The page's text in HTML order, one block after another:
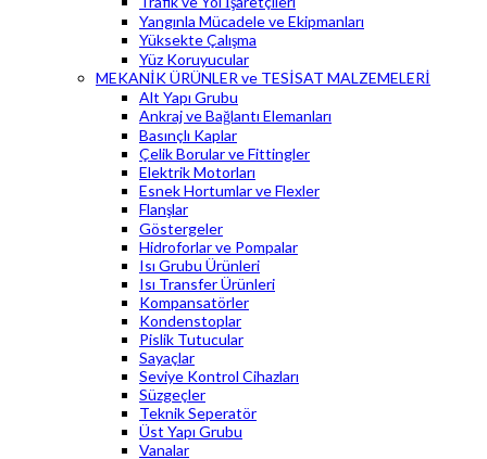
Yangınla Mücadele ve Ekipmanları
Yüksekte Çalışma
Yüz Koruyucular
MEKANİK ÜRÜNLER ve TESİSAT MALZEMELERİ
Alt Yapı Grubu
Ankraj ve Bağlantı Elemanları
Basınçlı Kaplar
Çelik Borular ve Fittingler
Elektrik Motorları
Esnek Hortumlar ve Flexler
Flanşlar
Göstergeler
Hidroforlar ve Pompalar
Isı Grubu Ürünleri
Isı Transfer Ürünleri
Kompansatörler
Kondenstoplar
Pislik Tutucular
Sayaçlar
Seviye Kontrol Cihazları
Süzgeçler
Teknik Seperatör
Üst Yapı Grubu
Vanalar